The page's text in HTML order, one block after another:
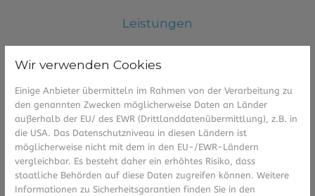
Leistungen
Wir verwenden Cookies
Einige Anbieter übermitteln im Rahmen von der Verarbeitung zu
den genannten Zwecken möglicherweise Daten an Länder
außerhalb der EU/ des EWR (Drittlanddatenübermittlung), z.B. in
die USA. Das Datenschutzniveau in diesen Ländern ist
möglicherweise nicht mit dem in den EU-/EWR-Ländern
vergleichbar. Es besteht daher ein erhöhtes Risiko, dass
staatliche Behörden auf diese Daten zugreifen können. Weitere
Informationen zu Sicherheitsgarantien finden Sie in den